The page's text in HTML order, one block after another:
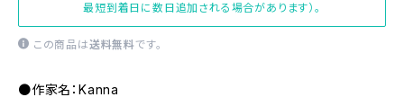
最短到着日に数日追加される場合があります）。
この商品は送料無料です。
●作家名：Kanna